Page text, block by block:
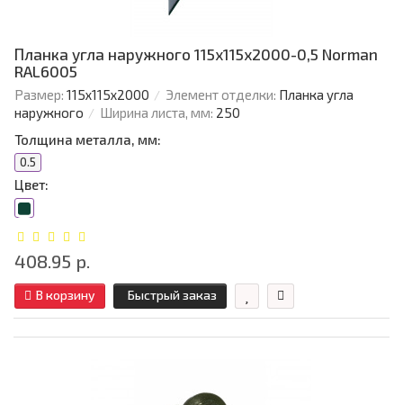
Планка угла наружного 115х115х2000-0,5 Norman
RAL6005
Размер: 115х115х2000 Элемент отделки: Планка угла
наружного
Ширина листа, мм: 250
Толщина металла, мм:
0.5
Цвет:
408.95 р.
В корзину Быстрый заказ